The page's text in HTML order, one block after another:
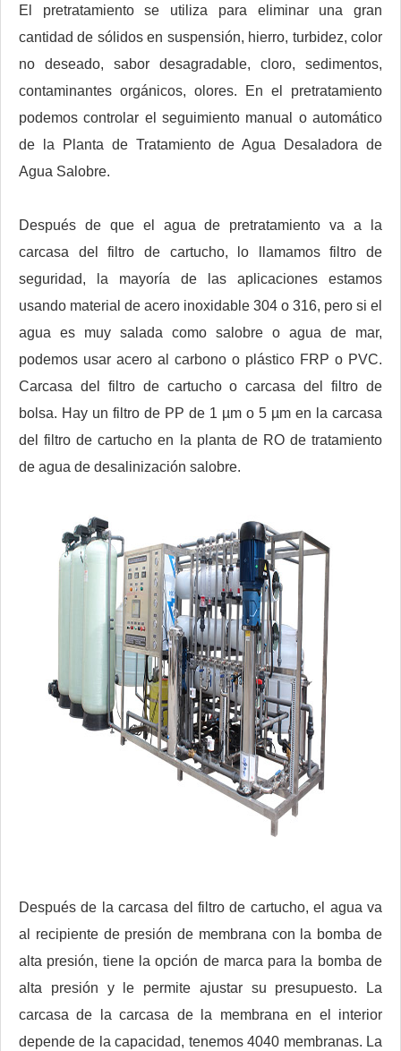
El pretratamiento se utiliza para eliminar una gran
cantidad de sólidos en suspensión, hierro, turbidez, color
no deseado, sabor desagradable, cloro, sedimentos,
contaminantes orgánicos, olores. En el pretratamiento
podemos controlar el seguimiento manual o automático
de la Planta de Tratamiento de Agua Desaladora de
Agua Salobre.
Después de que el agua de pretratamiento va a la
carcasa del filtro de cartucho, lo llamamos filtro de
seguridad, la mayoría de las aplicaciones estamos
usando material de acero inoxidable 304 o 316, pero si el
agua es muy salada como salobre o agua de mar,
podemos usar acero al carbono o plástico FRP o PVC.
Carcasa del filtro de cartucho o carcasa del filtro de
bolsa. Hay un filtro de PP de 1 µm o 5 µm en la carcasa
del filtro de cartucho en la planta de RO de tratamiento
de agua de desalinización salobre.
Después de la carcasa del filtro de cartucho, el agua va
al recipiente de presión de membrana con la bomba de
alta presión, tiene la opción de marca para la bomba de
alta presión y le permite ajustar su presupuesto. La
carcasa de la carcasa de la membrana en el interior
depende de la capacidad, tenemos 4040 membranas. La